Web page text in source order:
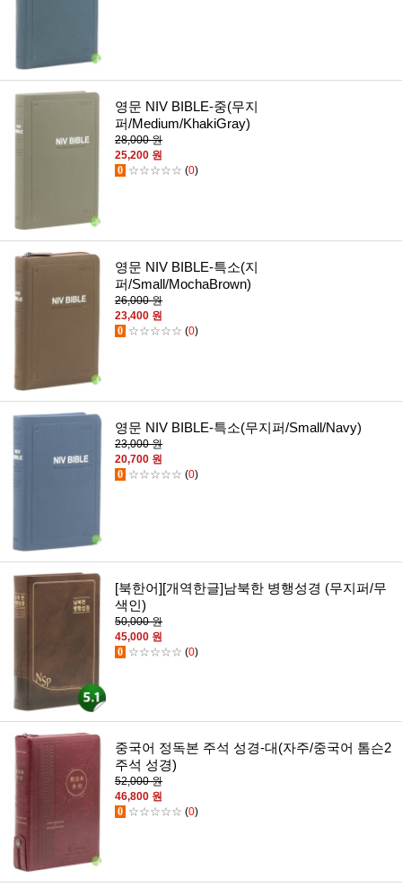
영문 NIV BIBLE-중(무지
퍼/Medium/KhakiGray)
28,000 원
25,200 원
0 ☆☆☆☆☆ (0)
영문 NIV BIBLE-특소(지
퍼/Small/MochaBrown)
26,000 원
23,400 원
0 ☆☆☆☆☆ (0)
영문 NIV BIBLE-특소(무지퍼/Small/Navy)
23,000 원
20,700 원
0 ☆☆☆☆☆ (0)
[북한어][개역한글]남북한 병행성경 (무지퍼/무
색인)
50,000 원
45,000 원
0 ☆☆☆☆☆ (0)
중국어 정독본 주석 성경-대(자주/중국어 톰슨2
주석 성경)
52,000 원
46,800 원
0 ☆☆☆☆☆ (0)